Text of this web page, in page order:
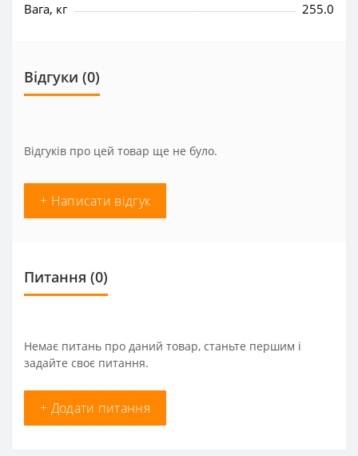
Вага, кг
255.0
Відгуки (0)
Відгуків про цей товар ще не було.
+ Написати відгук
Питання (0)
Немає питань про даний товар, станьте першим і
задайте своє питання.
+ Додати питання